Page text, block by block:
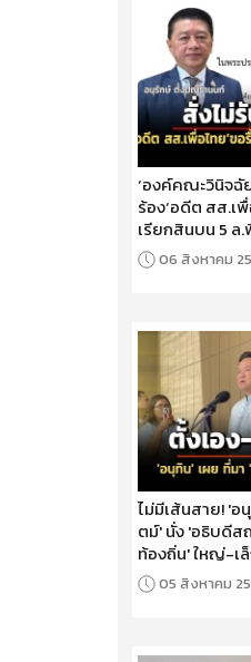
‘องค์คณะวินิจฉั
ร้อง‘อดีต สส.เ
เรียกสินบน 5 ล
06 สิงหาคม
ไม่มีเส้นสาย! 'อ
ตม์' นั่ง 'อธิบดีส
ท้องถิ่น' ใหญ่-เ
05 สิงหาคม